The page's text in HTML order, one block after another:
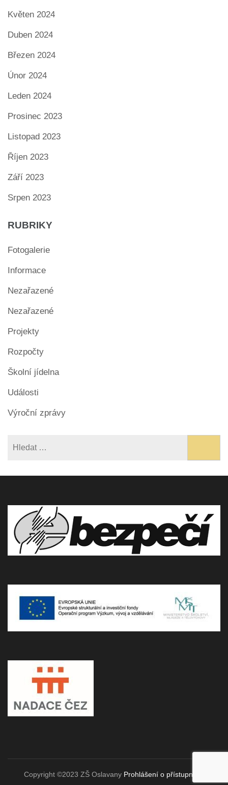
Květen 2024
Duben 2024
Březen 2024
Únor 2024
Leden 2024
Prosinec 2023
Listopad 2023
Říjen 2023
Září 2023
Srpen 2023
RUBRIKY
Fotogalerie
Informace
Nezařazené
Nezařazené
Projekty
Rozpočty
Školní jídelna
Události
Výroční zprávy
Copyright ©2023 ZŠ Oslavany Prohlášení o přístupnosti